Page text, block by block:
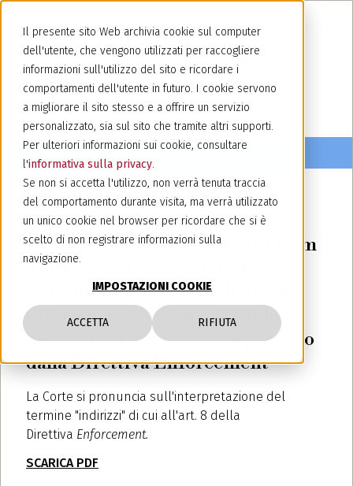
Il presente sito Web archivia cookie sul computer
dell'utente, che vengono utilizzati per raccogliere
informazioni sull'utilizzo del sito e ricordare i
comportamenti dell'utente in futuro. I cookie servono
a migliorare il sito stesso e a offrire un servizio
personalizzato, sia sul sito che tramite altri supporti.
Per ulteriori informazioni sui cookie, consultare
l'informativa sulla privacy.
Se non si accetta l'utilizzo, non verrà tenuta traccia
del comportamento durante visita, ma verrà utilizzato
un unico cookie nel browser per ricordare che si è
scelto di non registrare informazioni sulla
navigazione.
IMPOSTAZIONI COOKIE
ACCETTA RIFIUTA
CGUE, C-264/19 (Constantin Film
Verleih): La Corte di Giustizia in
tema di estensione del diritto di
informazione in capo al titolare
dei diritti d’autore, come previsto
dalla Direttiva Enforcement
La Corte si pronuncia sull'interpretazione del
termine "indirizzi" di cui all'art. 8 della
Direttiva Enforcement.
SCARICA PDF